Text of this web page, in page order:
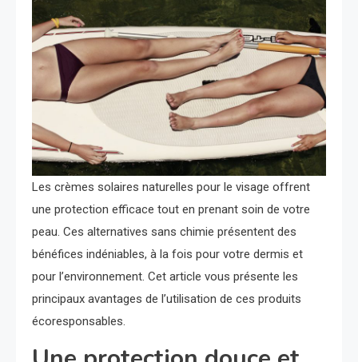
Les crèmes solaires naturelles pour le visage offrent
une protection efficace tout en prenant soin de votre
peau. Ces alternatives sans chimie présentent des
bénéfices indéniables, à la fois pour votre dermis et
pour l’environnement. Cet article vous présente les
principaux avantages de l’utilisation de ces produits
écoresponsables.